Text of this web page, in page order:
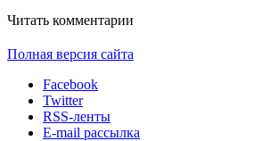
Читать комментарии
Полная версия сайта
Facebook
Twitter
RSS-ленты
E-mail рассылка